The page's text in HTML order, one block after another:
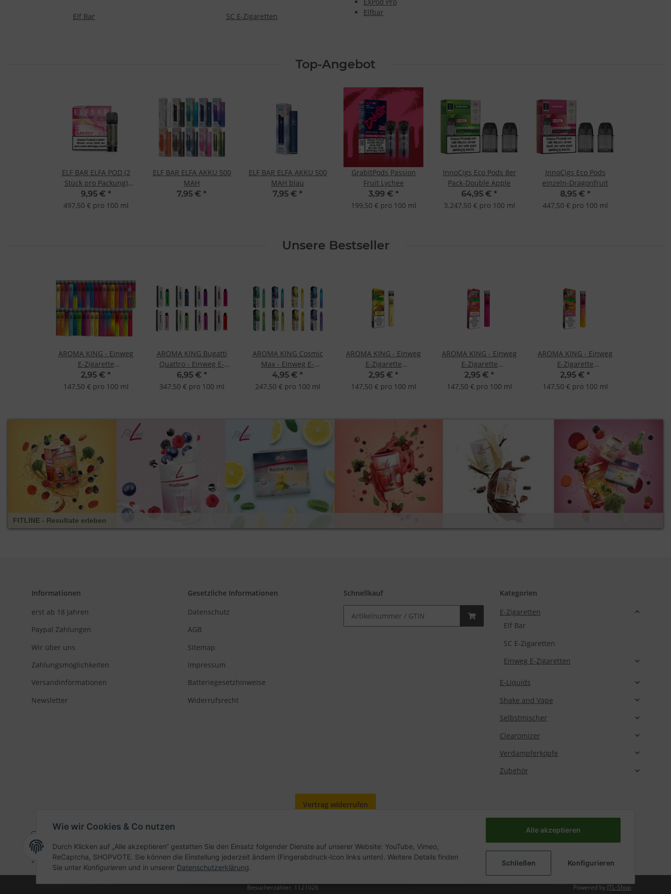
Elf Bar SC E-Zigaretten
Elfbar
Top-Angebot
ELF BAR ELFA POD (2
Stück pro Packung)
einzeln-Strawberry Ice
Cream
9,95 € *
497,50 € pro 100 ml
ELF BAR ELFA AKKU 500
MAH
7,95 € *
ELF BAR ELFA AKKU 500
MAH blau
7,95 € *
GrabitPods Passion
Fruit Lychee
3,99 € *
199,50 € pro 100 ml
InnoCigs Eco Pods 8er
Pack-Double Apple
64,95 € *
3.247,50 € pro 100 ml
InnoCigs Eco Pods
einzeln-Dragonfruit
8,95 € *
447,50 € pro 100 ml
Unsere Bestseller
AROMA KING - Einweg
E-Zigarette
SONDERPREIS kurzer
MHD
2,95 € *
147,50 € pro 100 ml
AROMA KING Bugatti
Quattro - Einweg E-
Zigarette verschiedene
Geschmacksrichtungen
6,95 € *
347,50 € pro 100 ml
AROMA KING Cosmic
Max - Einweg E-
Zigarette verschiedene
Geschmacksrichtungen
4,95 € *
247,50 € pro 100 ml
AROMA KING - Einweg
E-Zigarette
SONDERPREIS kurzer
MHD Banana Ice
2,95 € *
147,50 € pro 100 ml
AROMA KING - Einweg
E-Zigarette
SONDERPREIS kurzer
MHD Bubble Gum
2,95 € *
147,50 € pro 100 ml
AROMA KING - Einweg
E-Zigarette
SONDERPREIS kurzer
MHD Hawaiian Pog
2,95 € *
147,50 € pro 100 ml
FITLINE - Resultate erleben
Informationen
erst ab 18 Jahren
Paypal Zahlungen
Wir über uns
Zahlungsmöglichkeiten
Versandinformationen
Newsletter
Gesetzliche Informationen
Datenschutz
AGB
Sitemap
Impressum
Batteriegesetzhinweise
Widerrufsrecht
Schnellkauf Kategorien
E-Zigaretten
Elf Bar
SC E-Zigaretten
Einweg E-Zigaretten
E-Liquids
Shake and Vape
Selbstmischer
Clearomizer
Verdampferköpfe
Zubehör
Vertrag widerrufen
* Alle Preise inkl. gesetzlicher USt., zzgl. Versand
Besucherzähler: 1121026 Powered by JTL-Shop
Wie wir Cookies & Co nutzen
Durch Klicken auf „Alle akzeptieren“ gestatten Sie den Einsatz folgender Dienste auf unserer Website: YouTube, Vimeo,
ReCaptcha, SHOPVOTE. Sie können die Einstellung jederzeit ändern (Fingerabdruck-Icon links unten). Weitere Details finden
Sie unter Konfigurieren und in unserer Datenschutzerklärung.
Alle akzeptieren
Schließen Konfigurieren